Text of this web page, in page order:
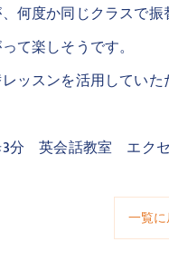
何度か同じクラスで振
て楽しそうです。
ッスンを活用していた
分 英会話教室 エクセ
一覧